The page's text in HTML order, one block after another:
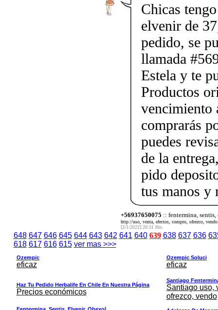
Chicas
elvenir de
pedido, se
llamada
Estela y te
Productos
vencimiento
comprarás
puedes
de la
pido
tus manos y
+56937650075 :: fentermina,
http://uso, venta, efectos, compro, ofrezco,
[3/1/2022] 20:31 Hrs.
648 647 646 645 644 643 642 641 640 639 638 637 636
618 617 616 615 ver mas >>>
Ozempic
eficaz
Ozempic Soluci
eficaz
Haz Tu Pedido Herbalife En Chile En Nuestra Página
Precios económicos
Santiago
Santiago uso,
ofrezco, vendo